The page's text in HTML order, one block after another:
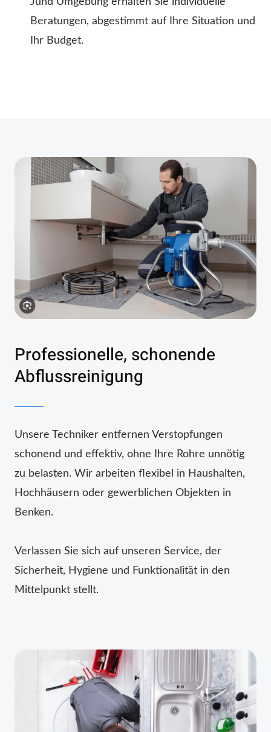
Beratungen, abgestimmt auf Ihre Situation und
Ihr Budget.
Professionelle, schonende
Abflussreinigung
Unsere Techniker entfernen Verstopfungen
schonend und effektiv, ohne Ihre Rohre unnötig
zu belasten. Wir arbeiten flexibel in Haushalten,
Hochhäusern oder gewerblichen Objekten in
Benken.
Verlassen Sie sich auf unseren Service, der
Sicherheit, Hygiene und Funktionalität in den
Mittelpunkt stellt.